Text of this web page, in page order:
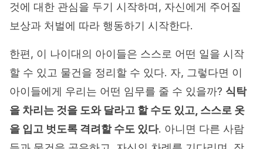
것에 대한 관심을 두기 시작하며, 자신에게 주어질
보상과 처벌에 따라 행동하기 시작한다.
한편, 이 나이대의 아이들은 스스로 어떤 일을 시작
할 수 있고 물건을 정리할 수 있다. 자, 그렇다면 이
아이들에게 우리는 어떤 임무를 줄 수 있을까? 식탁
을 차리는 것을 도와 달라고 할 수도 있고, 스스로 옷
을 입고 벗도록 격려할 수도 있다. 아니면 다른 사람